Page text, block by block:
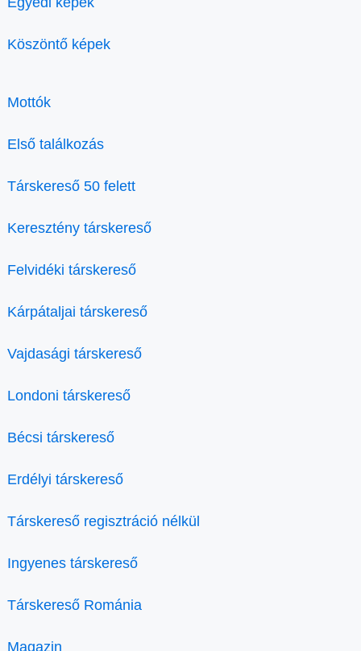
Köszöntő képek
Mottók
Első találkozás
Társkereső 50 felett
Keresztény társkereső
Felvidéki társkereső
Kárpátaljai társkereső
Vajdasági társkereső
Londoni társkereső
Bécsi társkereső
Erdélyi társkereső
Társkereső regisztráció nélkül
Ingyenes társkereső
Társkereső Románia
Magazin